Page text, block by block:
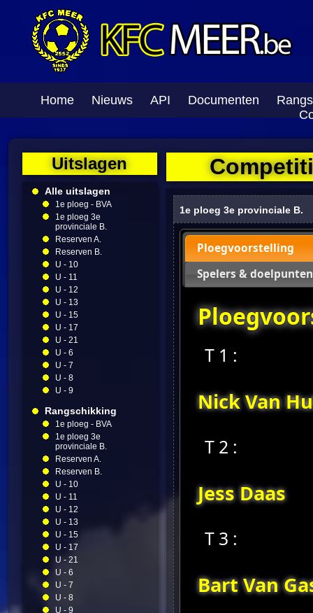
Home Nieuws API Documenten
Uitslagen
Alle uitslagen
1e ploeg - BVA
1e ploeg 3e
provinciale B.
Reserven A.
Reserven B.
U - 10
U - 11
U - 12
U - 13
U - 15
U - 17
U - 21
U - 6
U - 7
U - 8
U - 9
Rangschikking
1e ploeg - BVA
1e ploeg 3e
provinciale B.
Reserven A.
Reserven B.
U - 10
U - 11
U - 12
U - 13
U - 15
U - 17
U - 21
U - 6
U - 7
U - 8
U - 9
1e ploeg 3e provinciale B.
Ploegvoorstelling
Spelers & doelpunten
T 1 :
Nick Van
T 2 :
Jess Daas
T 3 :
Bart Van